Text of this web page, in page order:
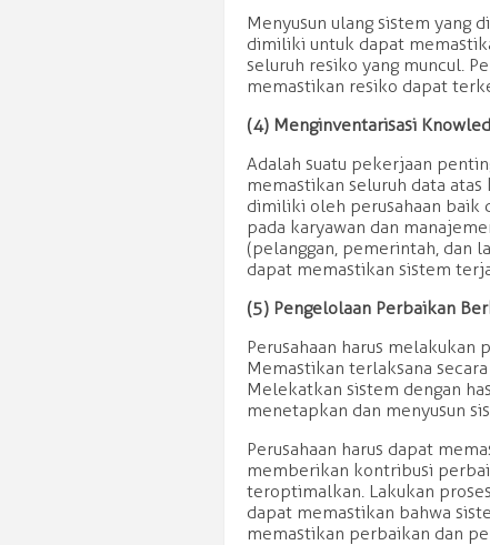
Menyusun ulang sistem yang
dimiliki untuk dapat
seluruh resiko yang muncul.
memastikan resiko dapat
(4) Menginventarisasi
Adalah suatu pekerjaan
memastikan seluruh data
dimiliki oleh perusahaan baik
pada karyawan dan
(pelanggan, pemerintah, dan
dapat memastikan sistem
(5) Pengelolaan Perbaikan
Perusahaan harus
Memastikan terlaksana
Melekatkan sistem dengan
menetapkan dan menyusun
Perusahaan harus dapat
memberikan kontribusi
teroptimalkan. Lakukan
dapat memastikan bahwa
memastikan perbaikan dan